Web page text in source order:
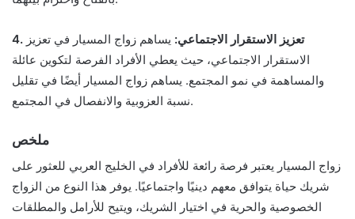
4. تعزيز الاستقرار الاجتماعي: يساهم زواج المسيار في تعزيز
الاستقرار الاجتماعي، حيث يعطي الأفراد الفرصة لتكوين عائلة
والمساهمة في نمو المجتمع. يساهم زواج المسيار أيضًا في تقليل
نسبة العزوبية والانفصال في المجتمع.
ملخص
زواج المسيار يعتبر فرصة رائعة للأفراد في الخليج العربي للعثور على
شريك حياة يتوافق معهم دينيًا واجتماعيًا. يوفر هذا النوع من الزواج
الخصوصية والحرية في اختيار الشريك، ويتيح للأرامل والمطلقات